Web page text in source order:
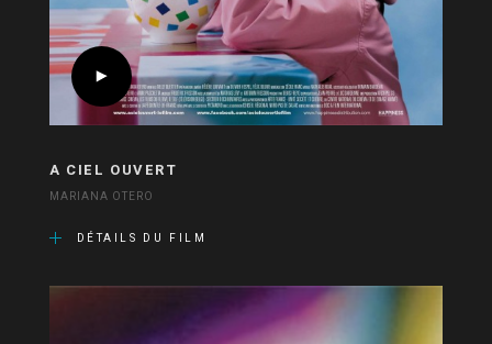
A CIEL OUVERT
MARIANA OTERO
DÉTAILS DU FILM